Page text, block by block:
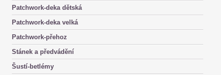
Patchwork-deka dětská
Patchwork-deka velká
Patchwork-přehoz
Stánek a předvádění
Šustí-betlémy